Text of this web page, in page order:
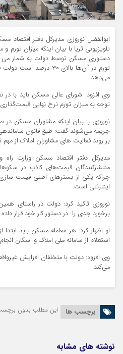
ابوالفضل نوروزی مدیرکل دفتر اقتصاد
تلویزیونی ثریا با بیان اینکه میزان
دستوری مسکن توسط دولت به شمار می
تورم در آن‌ها بالای ٣٠
می‌دهد.
وی افزود: شورای عالی مسکن باید با
توجه به میزان تورم نرخ نهایی
نوروزی با بیان اینکه مشاوران مسکن در
جریمه می‌شوند گفت: طبق قانون
بر روند فعالیت های مشاوران املاک از
مدیرکل دفتر اقتصاد مسکن وزارت
منتشرکنندگان قیمت‌های کاذب در
چراکه یکی از بسترهای اصلی قیمت
اینترنتی است.
نوروزی تاکید کرد: دولت در راستای
برخورد جدی را در دستور کار خود قرار
او اظهار کرد: هر معامله مسکن باید
استعلام از سامانه ملی املاک و اسکان
وی افزود: دولت با متخلفان افزایش
می‌کند.
برچسب ها این مطلب بدون
نوشته های مشابه